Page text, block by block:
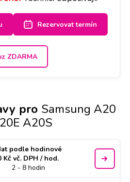
Rezervovat termín
ZDARMA
pro Samsung A20
A20S
podle hodinové
Kč vč. DPH / hod.
2 - 8 hodin